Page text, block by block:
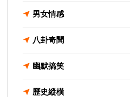
男女情感
八卦奇聞
幽默搞笑
歷史縱橫